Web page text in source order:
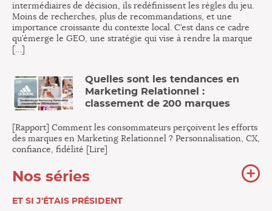
intermédiaires de décision, ils redéfinissent les règles du jeu.
Moins de recherches, plus de recommandations, et une
importance croissante du contexte local. C’est dans ce cadre
qu’émerge le GEO, une stratégie qui vise à rendre la marque
[…]
Quelles sont les tendances en
Marketing Relationnel :
classement de 200 marques
[Rapport] Comment les consommateurs perçoivent les efforts
des marques en Marketing Relationnel ? Personnalisation, CX,
confiance, fidélité [Lire]
Nos séries
ET SI J'ÉTAIS PRÉSIDENT